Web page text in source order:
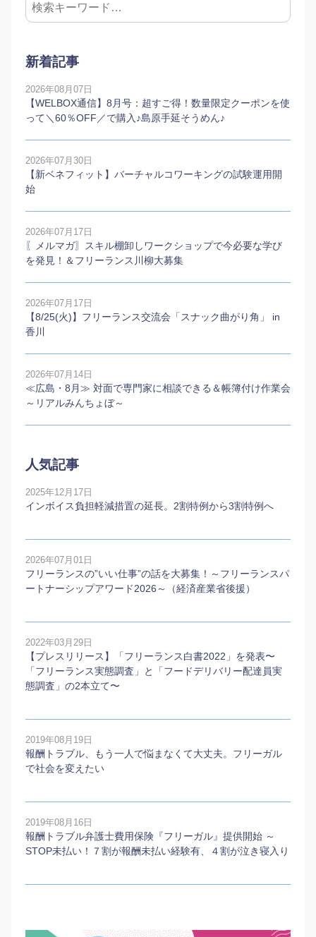
新着記事
2026年08月07日
【WELBOX通信】8月号：超すご得！数量限定クーポンを使
って＼60％OFF／で購入♪島原手延そうめん♪
2026年07月30日
【新ベネフィット】バーチャルコワーキングの試験運用開
始
2026年07月17日
〖メルマガ〗スキル棚卸しワークショップで今必要な学び
を発見！＆フリーランス川柳大募集
2026年07月17日
【8/25(火)】フリーランス交流会「スナック曲がり角」 in
香川
2026年07月14日
≪広島・8月≫ 対面で専門家に相談できる＆帳簿付け作業会
～リアルみんちょぼ～
人気記事
2025年12月17日
インボイス負担軽減措置の延長。2割特例から3割特例へ
2026年07月01日
フリーランスの”いい仕事”の話を大募集！～フリーランスパ
ートナーシップアワード2026～（経済産業省後援）
2022年03月29日
【プレスリリース】「フリーランス白書2022」を発表〜
「フリーランス実態調査」と「フードデリバリー配達員実
態調査」の2本⽴て〜
2019年08月19日
報酬トラブル、もう一人で悩まなくて大丈夫。フリーガル
で社会を変えたい
2019年08月16日
報酬トラブル弁護士費用保険『フリーガル』提供開始 ～
STOP未払い！７割が報酬未払い経験有、４割が泣き寝入り